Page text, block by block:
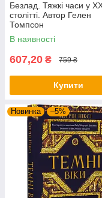
Безлад. Тяжкі часи у
столітті. Автор Гелен
Томпсон
В наявності
607,20 ₴ 759 ₴
Купити
Новинка –5%